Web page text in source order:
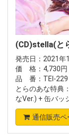
(CD)stella(と
発売日：2021年
価 格：4,730円
品 番：TEI-229
とらのあな特典
なVer.) + 缶バッ
通信販売ペ